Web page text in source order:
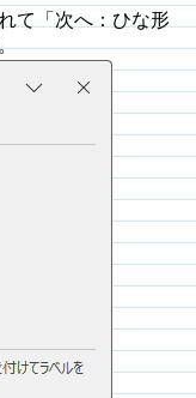
て「次へ：ひな形